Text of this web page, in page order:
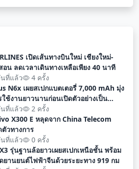
เปิดเส้นทางบินใหม่ เชียงใหม่-
อน ลดเวลาเดินทางเหลือเพียง 40 นาที
ที่แล้ว
4 ครั้ง
N6x เผยสเปกแบตเตอรี่ 7,000 mAh มุ่ง
ใช้งานยาวนานก่อนเปิดตัวอย่างเป็น
ที่แล้ว
2 ครั้ง
X300 E หลุดจาก China Telecom
ตัวทางการ
ที่แล้ว
0 ครั้ง
รุ่นฐานล้อยาวเผยสเปกเหนือชั้น พร้อม
ยานยนต์ไฟฟ้าจีนด้วยระยะทาง 919 กม